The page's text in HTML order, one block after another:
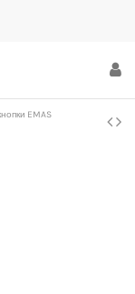
EMAS